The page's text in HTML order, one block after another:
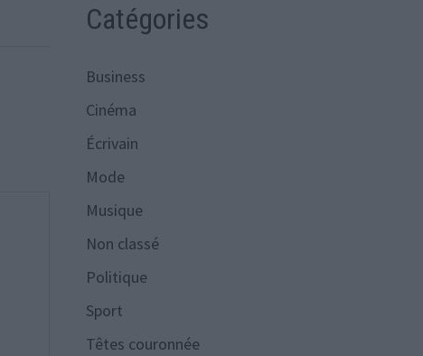
Catégories
Business
Cinéma
Écrivain
Mode
Musique
Non classé
Politique
Sport
Têtes couronnée